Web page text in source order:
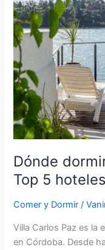
Dónde
Top 5 hoteles
Comer y Dormir /
Villa Carlos Paz es la
en Córdoba. Desde
Paz:
Top
5
hoteles